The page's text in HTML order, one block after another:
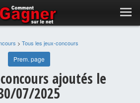
> Tous les jeux-concours
Prem. page
ajoutés le
07/2025